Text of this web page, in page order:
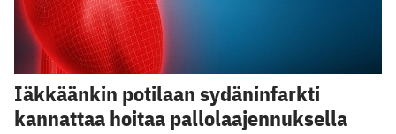
Iäkkäänkin potilaan sydäninfarkti
kannattaa hoitaa pallolaajennuksella